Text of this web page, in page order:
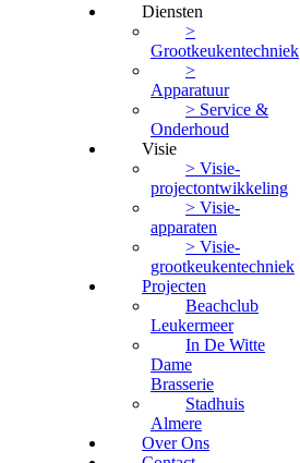
Diensten
>
Grootkeukentechniek
>
Apparatuur
> Service &
Onderhoud
Visie
> Visie-
projectontwikkeling
> Visie-
apparaten
> Visie-
grootkeukentechniek
Projecten
Beachclub
Leukermeer
In De Witte
Dame
Brasserie
Stadhuis
Almere
Over Ons